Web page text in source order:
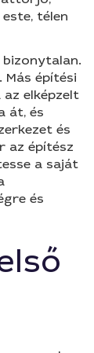
télen
építési
elképzelt
át, és
és
az építész
a saját
és